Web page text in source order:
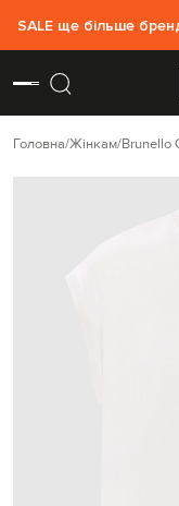
SALE ще більше
Головна Жінкам Brunello